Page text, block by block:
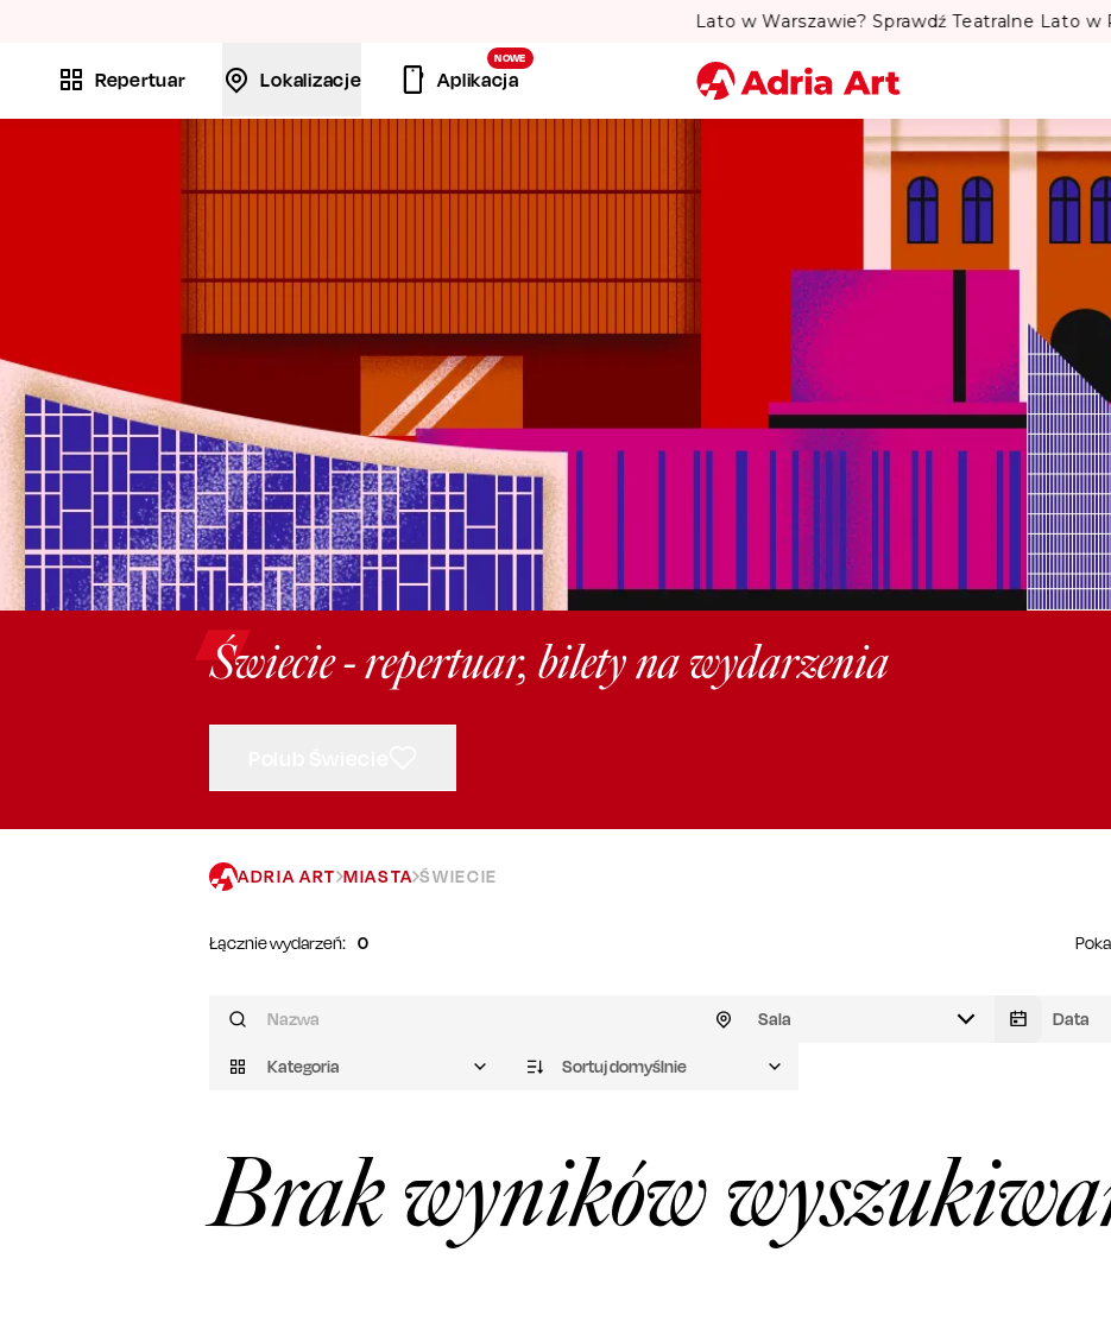
Lato w Warszawie? Sprawdź Teatralne Lato w Pałacu Kultury! 🏛️
Repertuar Lokalizacje
NOWE
Aplikacja
Miasto
Szukaj
Świecie - repertuar, bilety na wydarzenia
ADRIA ART MIASTA ŚWIECIE
Łącznie wydarzeń: 0
Sala
Kategoria Sortuj domyślnie
Brak wyników